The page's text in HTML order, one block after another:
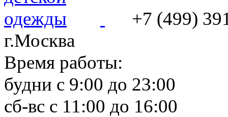
+7 (499)
г.Москва
Время работы:
будни с 9:00 до 23:00
сб-вс с 11:00 до 16:00